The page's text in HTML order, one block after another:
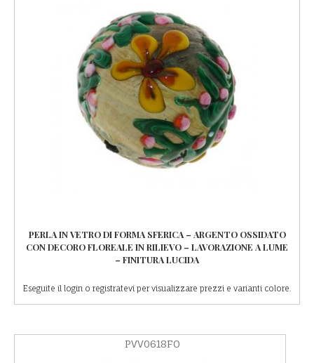
PERLA IN VETRO DI FORMA SFERICA – ARGENTO OSSIDATO
CON DECORO FLOREALE IN RILIEVO – LAVORAZIONE A LUME
– FINITURA LUCIDA
Eseguite il login o registratevi per visualizzare prezzi e varianti colore.
PVV0618FO